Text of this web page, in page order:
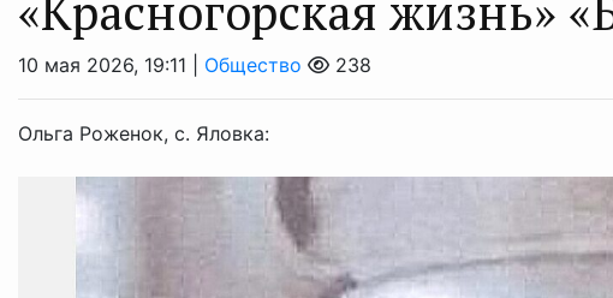
10 мая 2026, 19:11 | Общество 238
Ольга Роженок, с. Яловка: